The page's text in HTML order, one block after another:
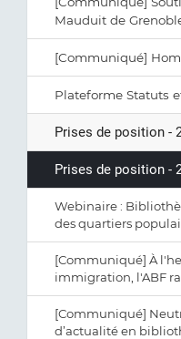
Mauduit de
[Communiqué]
Plateforme Statuts
Prises de position -
Prises de position -
Webinaire :
des quartiers
[Communiqué] À
immigration, l'ABF
[Communiqué]
d’actualité en